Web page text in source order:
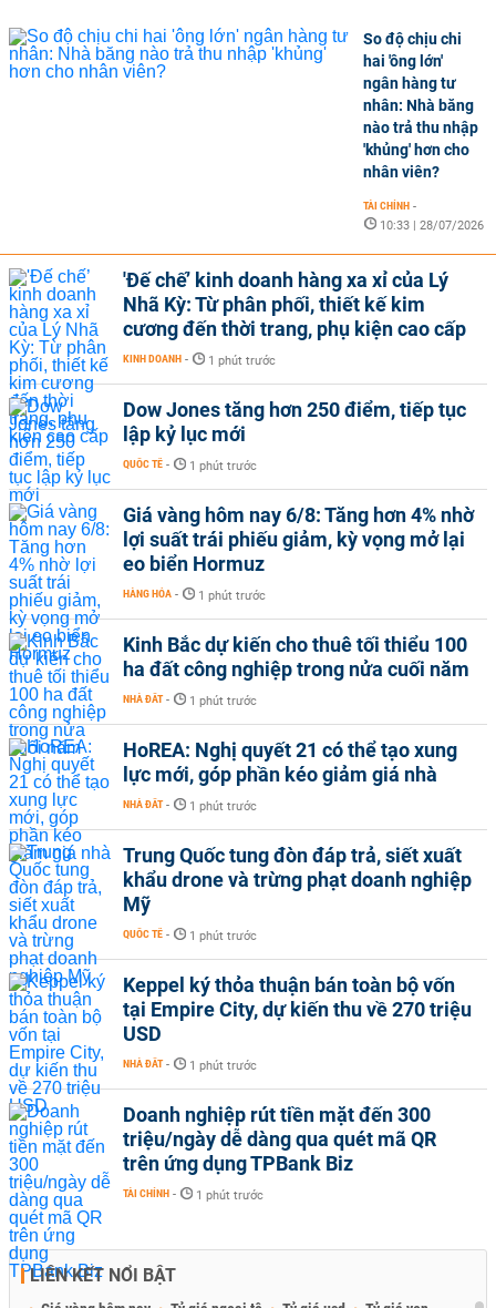
So độ chịu chi
hai 'ông lớn'
ngân hàng tư
nhân: Nhà băng
nào trả thu nhập
'khủng' hơn cho
nhân viên?
TÀI CHÍNH -
10:33 | 28/07/2026
'Đế chế’ kinh doanh hàng xa xỉ của Lý
Nhã Kỳ: Từ phân phối, thiết kế kim
cương đến thời trang, phụ kiện cao cấp
KINH DOANH - 1 phút trước
Dow Jones tăng hơn 250 điểm, tiếp tục
lập kỷ lục mới
QUỐC TẾ - 1 phút trước
Giá vàng hôm nay 6/8: Tăng hơn 4% nhờ
lợi suất trái phiếu giảm, kỳ vọng mở lại
eo biển Hormuz
HÀNG HÓA - 1 phút trước
Kinh Bắc dự kiến cho thuê tối thiểu 100
ha đất công nghiệp trong nửa cuối năm
NHÀ ĐẤT - 1 phút trước
HoREA: Nghị quyết 21 có thể tạo xung
lực mới, góp phần kéo giảm giá nhà
NHÀ ĐẤT - 1 phút trước
Trung Quốc tung đòn đáp trả, siết xuất
khẩu drone và trừng phạt doanh nghiệp
Mỹ
QUỐC TẾ - 1 phút trước
Keppel ký thỏa thuận bán toàn bộ vốn
tại Empire City, dự kiến thu về 270 triệu
USD
NHÀ ĐẤT - 1 phút trước
Doanh nghiệp rút tiền mặt đến 300
triệu/ngày dễ dàng qua quét mã QR
trên ứng dụng TPBank Biz
TÀI CHÍNH - 1 phút trước
LIÊN KẾT NỔI BẬT